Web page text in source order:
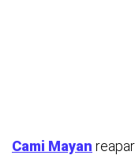
Cami Mayan